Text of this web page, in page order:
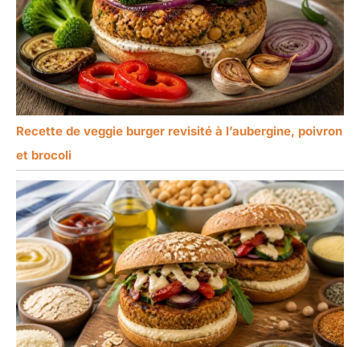
Recette de veggie burger revisité à l’aubergine, poivron
et brocoli